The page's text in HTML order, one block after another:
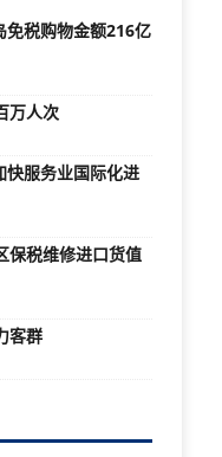
税购物金额216亿
万人次
快服务业国际化进
保税维修进口货值
客群